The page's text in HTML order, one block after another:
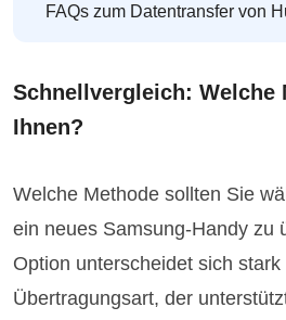
FAQs zum Datentransfer von
Schnellvergleich: Welche
Ihnen?
Welche Methode sollten Sie
ein neues Samsung-Handy zu
Option unterscheidet sich
Übertragungsart, der